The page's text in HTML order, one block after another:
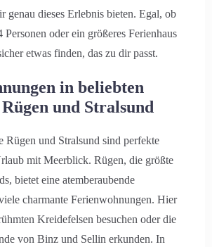
genau dieses Erlebnis bieten. Egal, ob
oder ein größeres Ferienhaus
etwas finden, das zu dir passt.
in beliebten
und Stralsund
Rügen und Stralsund sind perfekte
mit Meerblick. Rügen, die größte
bietet eine atemberaubende
charmante Ferienwohnungen. Hier
Kreidefelsen besuchen oder die
von Binz und Sellin erkunden. In